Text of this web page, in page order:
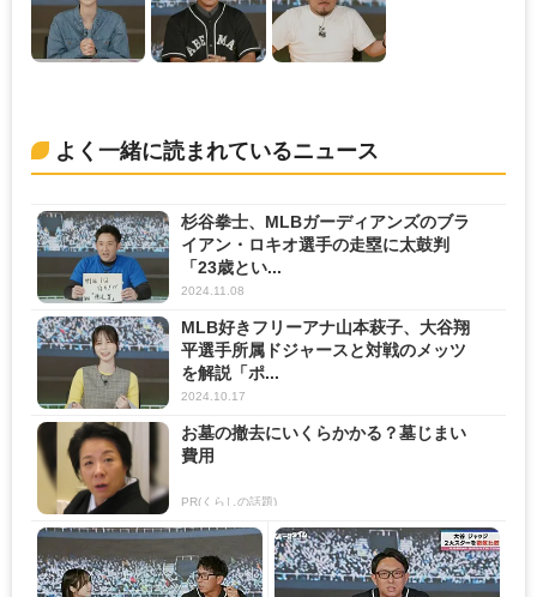
よく一緒に読まれているニュース
杉谷拳士、MLBガーディアンズのブラ
イアン・ロキオ選手の走塁に太鼓判
「23歳とい...
2024.11.08
MLB好きフリーアナ山本萩子、大谷翔
平選手所属ドジャースと対戦のメッツ
を解説「ポ...
2024.10.17
お墓の撤去にいくらかかる？墓じまい
費用
PR(くらしの話題)